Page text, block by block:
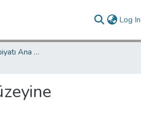
Log
Türk Dili ve Edebiyatı Ana Bilim Dalı / Department of Turkish Language and Literature